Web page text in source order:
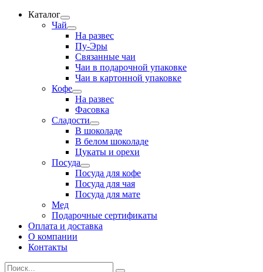
Каталог
Развернутое
вложенное
меню
Чай
Развернутое
вложенное
меню
На развес
Пу-Эры
Связанные чаи
Чаи в подарочной упаковке
Чаи в картонной упаковке
Кофе
Развернутое
вложенное
меню
На развес
Фасовка
Сладости
Развернутое
вложенное
меню
В шоколаде
В белом шоколаде
Цукаты и орехи
Посуда
Развернутое
вложенное
меню
Посуда для кофе
Посуда для чая
Посуда для мате
Мед
Подарочные сертификаты
Оплата и доставка
О компании
Контакты
Искать: